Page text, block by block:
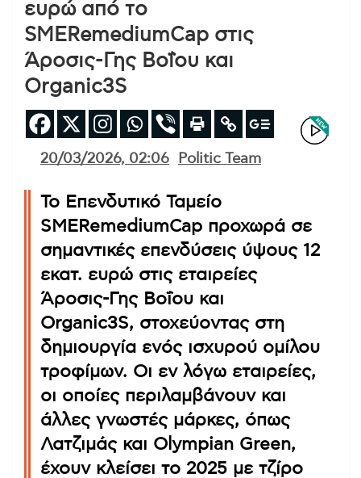
ευρώ από το
SMERemediumCap στις
Άροσις-Γης Βοΐου και
Organic3S
20/03/2026, 02:06 Politic Team
Το Επενδυτικό Ταμείο
SMERemediumCap προχωρά σε
σημαντικές επενδύσεις ύψους 12
εκατ. ευρώ στις εταιρείες
Άροσις-Γης Βοΐου και
Organic3S, στοχεύοντας στη
δημιουργία ενός ισχυρού ομίλου
τροφίμων. Οι εν λόγω εταιρείες,
οι οποίες περιλαμβάνουν και
άλλες γνωστές μάρκες, όπως
Λατζιμάς και Olympian Green,
έχουν κλείσει το 2025 με τζίρο